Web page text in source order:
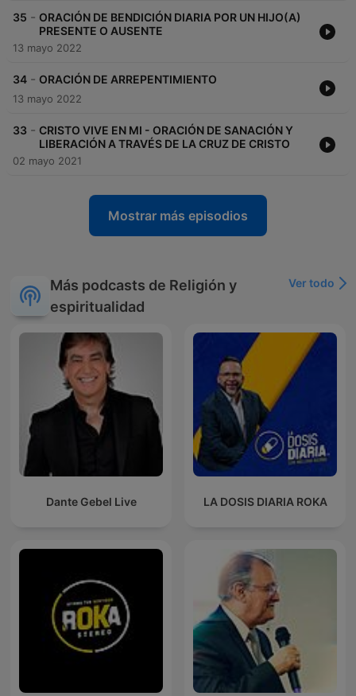
35 - ORACIÓN DE BENDICIÓN DIARIA POR UN HIJO(A)
PRESENTE O AUSENTE
13 mayo 2022
34 - ORACIÓN DE ARREPENTIMIENTO
13 mayo 2022
33 - CRISTO VIVE EN MI - ORACIÓN DE SANACIÓN Y
LIBERACIÓN A TRAVÉS DE LA CRUZ DE CRISTO
02 mayo 2021
Mostrar más episodios
Más podcasts de Religión y
espiritualidad
Ver todo
Dante Gebel Live LA DOSIS DIARIA ROKA